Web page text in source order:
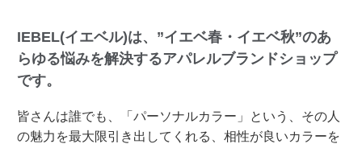
IEBEL(イエベル)は、”イエベ春・イエベ秋”のあ
らゆる悩みを解決するアパレルブランドショップ
です。
皆さんは誰でも、「パーソナルカラー」という、その人
の魅力を最大限引き出してくれる、相性が良いカラーを